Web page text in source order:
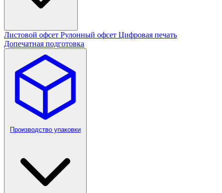
Листовой офсет Рулонный офсет Цифровая печать
Допечатная подготовка
Производство упаковки